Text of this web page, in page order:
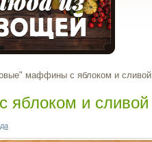
маффины с яблоком и сливой
и сливой